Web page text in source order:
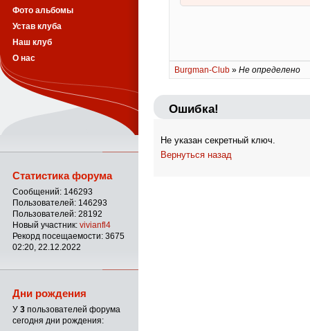
Burgman-Club » Не определено
Ошибка!
Не указан секретный ключ.
Вернуться назад
Фото альбомы
Устав клуба
Наш клуб
О нас
Статистика форума
Сообщений: 146293
Пользователей: 146293
Пользователей: 28192
Новый участник: vivianfl4
Рекорд посещаемости: 3675
02:20, 22.12.2022
Дни рождения
У 3 пользователей форума
сегодня дни рождения: